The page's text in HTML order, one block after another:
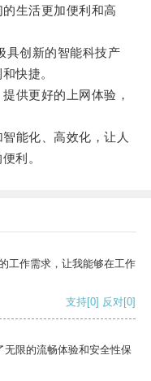
生活更加便利和高
创新的智能科技产
快捷。
供更好的上网体验，
能化、高效化，让人
利。
工作需求，让我能够在工作
支持[0] 反对[0]
限的流畅体验和安全性保